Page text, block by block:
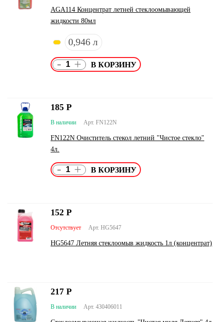
AGA114 Концентрат летней стеклоомывающей
жидкости 80мл
0,946 л
- +
Арт. FN122N
В наличии
FN122N Очиститель стекол летний "Чистое стекло"
4л.
185 Р
- +
Арт. HG5647
Отсутствует
HG5647 Летняя стеклоомыв жидкость 1л (концентрат)
152 Р
Арт. 430406011
В наличии
217 Р